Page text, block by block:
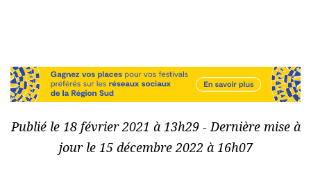
Publié le 18 février 2021 à 13h29 - Dernière mise à
jour le 15 décembre 2022 à 16h07